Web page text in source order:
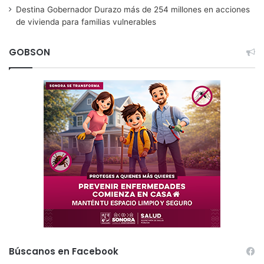
Destina Gobernador Durazo más de 254 millones en acciones
de vivienda para familias vulnerables
GOBSON
Búscanos en Facebook